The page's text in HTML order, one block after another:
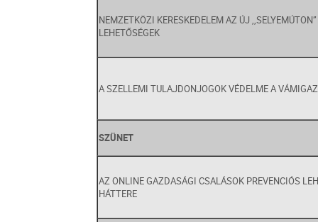
NEMZETKÖZI KERESKEDELEM AZ ÚJ
LEHETŐSÉGEK
A SZELLEMI TULAJDONJOGOK VÉDELME A
SZÜNET
AZ ONLINE GAZDASÁGI CSALÁSOK PREVENCIÓS
HÁTTERE